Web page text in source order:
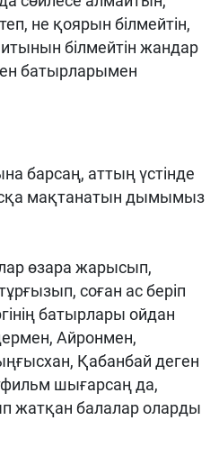
не қоярын білмейтін,
білмейтін жандар
батырларымен
барсаң, аттың үстінде
мақтанатын дымымыз
өзара жарысып,
соған ас беріп
батырлары ойдан
Айронмен,
Қабанбай деген
шығарсаң да,
жатқан балалар оларды